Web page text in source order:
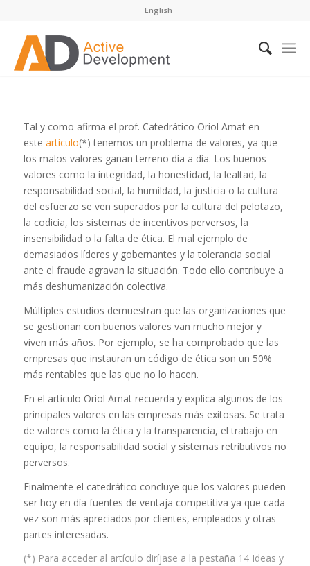
English
Tal y como afirma el prof. Catedrático Oriol Amat en
este artículo(*) tenemos un problema de valores, ya que
los malos valores ganan terreno día a día. Los buenos
valores como la integridad, la honestidad, la lealtad, la
responsabilidad social, la humildad, la justicia o la cultura
del esfuerzo se ven superados por la cultura del pelotazo,
la codicia, los sistemas de incentivos perversos, la
insensibilidad o la falta de ética. El mal ejemplo de
demasiados líderes y gobernantes y la tolerancia social
ante el fraude agravan la situación. Todo ello contribuye a
más deshumanización colectiva.
Múltiples estudios demuestran que las organizaciones que
se gestionan con buenos valores van mucho mejor y
viven más años. Por ejemplo, se ha comprobado que las
empresas que instauran un código de ética son un 50%
más rentables que las que no lo hacen.
En el artículo Oriol Amat recuerda y explica algunos de los
principales valores en las empresas más exitosas. Se trata
de valores como la ética y la transparencia, el trabajo en
equipo, la responsabilidad social y sistemas retributivos no
perversos.
Finalmente el catedrático concluye que los valores pueden
ser hoy en día fuentes de ventaja competitiva ya que cada
vez son más apreciados por clientes, empleados y otras
partes interesadas.
(*) Para acceder al artículo diríjase a la pestaña 14 Ideas y